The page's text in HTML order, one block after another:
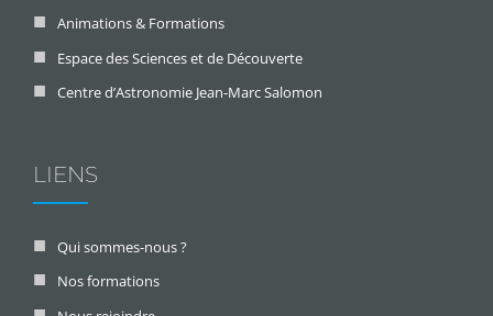
Animations & Formations
Espace des Sciences et de Découverte
Centre d’Astronomie Jean-Marc Salomon
LIENS
Qui sommes-nous ?
Nos formations